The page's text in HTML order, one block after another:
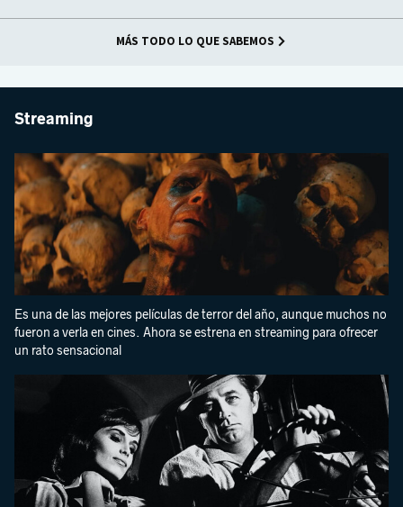
MÁS TODO LO QUE SABEMOS
Streaming
Es una de las mejores películas de terror del año, aunque muchos no
fueron a verla en cines. Ahora se estrena en streaming para ofrecer
un rato sensacional